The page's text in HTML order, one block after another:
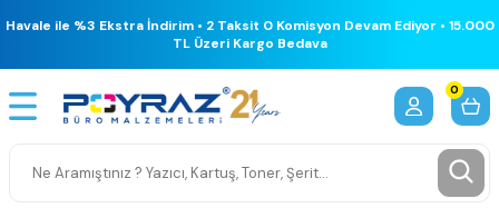
Havale ile %3 Ekstra İndirim • 2 Taksit 0 Komisyon Devam Ediyor • 15.000
TL Üzeri Kargo Bedava
0